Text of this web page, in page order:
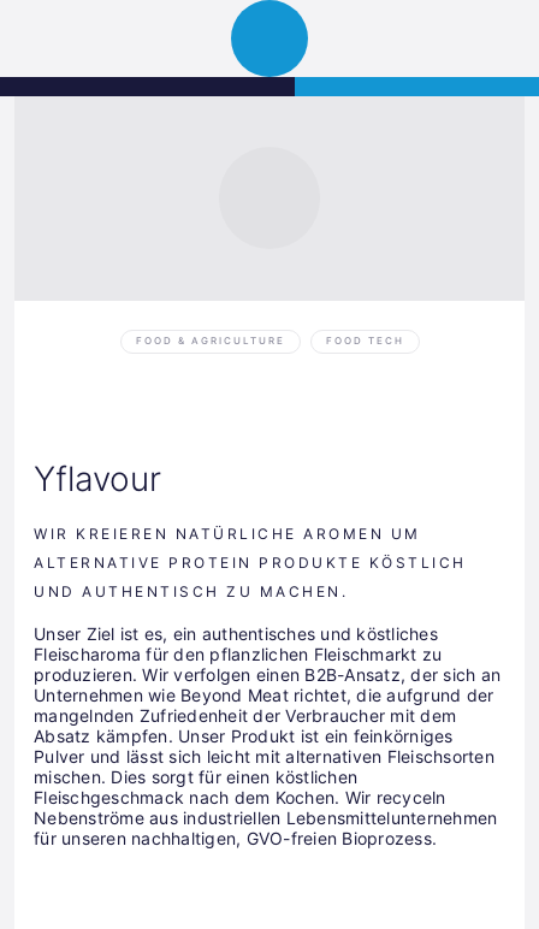
Graz
Navigation
FOOD & AGRICULTURE FOOD TECH
Yflavour
WIR KREIEREN NATÜRLICHE AROMEN UM
ALTERNATIVE PROTEIN PRODUKTE KÖSTLICH
UND AUTHENTISCH ZU MACHEN.
Unser Ziel ist es, ein authentisches und köstliches
Fleischaroma für den pflanzlichen Fleischmarkt zu
produzieren. Wir verfolgen einen B2B-Ansatz, der sich an
Unternehmen wie Beyond Meat richtet, die aufgrund der
mangelnden Zufriedenheit der Verbraucher mit dem
Absatz kämpfen. Unser Produkt ist ein feinkörniges
Pulver und lässt sich leicht mit alternativen Fleischsorten
mischen. Dies sorgt für einen köstlichen
Fleischgeschmack nach dem Kochen. Wir recyceln
Nebenströme aus industriellen Lebensmittelunternehmen
für unseren nachhaltigen, GVO-freien Bioprozess.